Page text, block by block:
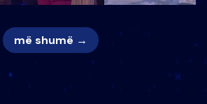
më shumë →